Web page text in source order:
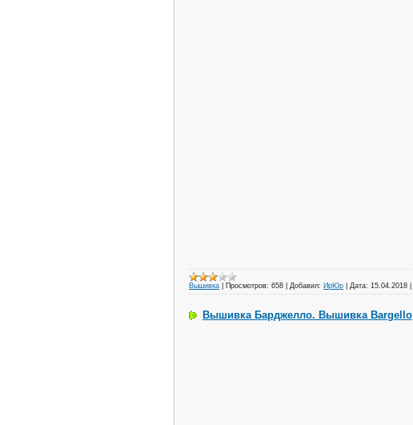
Вышивка Просмотров: 658 Добавил: ИрЮр Дата: 15.04.2018
Вышивка Барджелло. Вышивка Bargello